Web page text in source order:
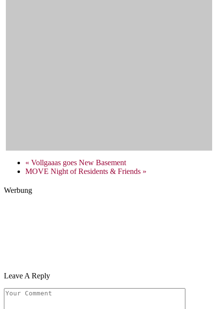
« Vollgaaas goes New Basement
MOVE Night of Residents & Friends »
Werbung
Leave A Reply